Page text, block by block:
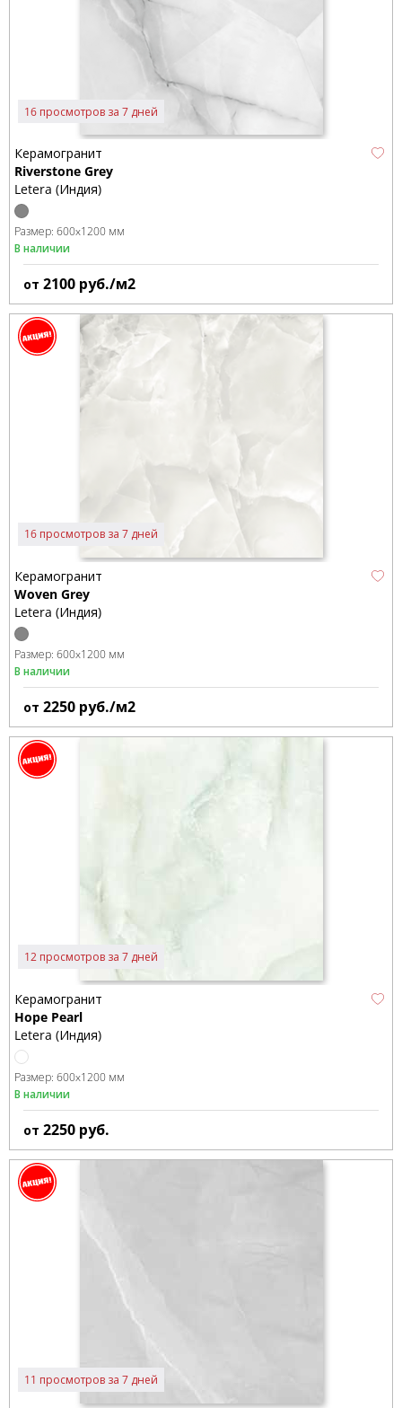
16 просмотров за 7 дней
Керамогранит
Riverstone Grey
Letera (Индия)
Размер: 600x1200 мм
В наличии
от 2100 руб./м2
16 просмотров за 7 дней
Керамогранит
Woven Grey
Letera (Индия)
Размер: 600x1200 мм
В наличии
от 2250 руб./м2
12 просмотров за 7 дней
Керамогранит
Hope Pearl
Letera (Индия)
Размер: 600x1200 мм
В наличии
от 2250 руб.
11 просмотров за 7 дней